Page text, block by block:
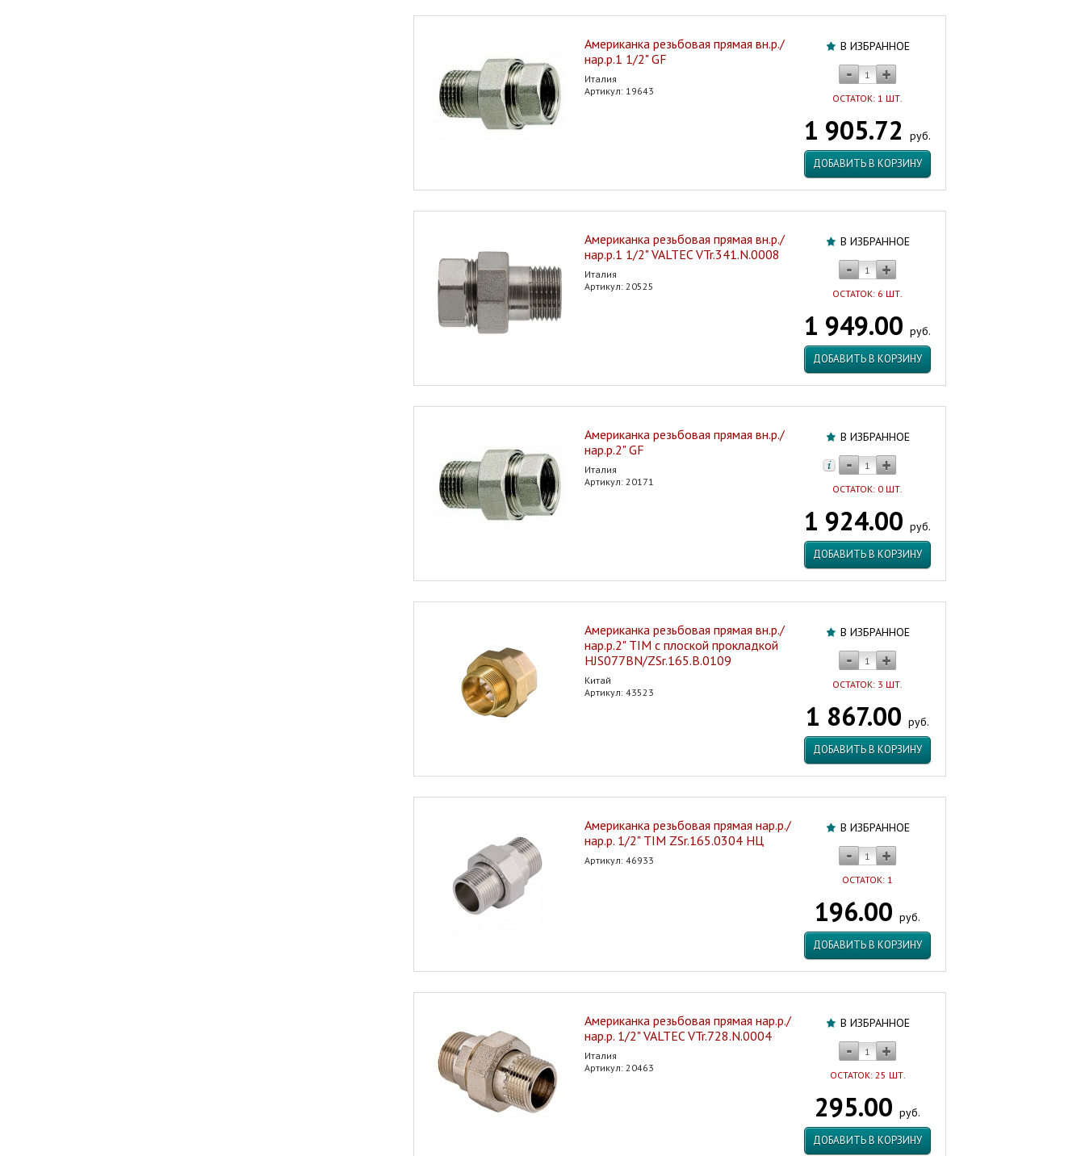
В ИЗБРАННОЕ
ОСТАТОК: 1 ШТ.
1 905.72 руб.
ДОБАВИТЬ В КОРЗИНУ
Американка резьбовая прямая вн.р./
нар.р.1 1/2" GF
Италия
Артикул: 19643
В ИЗБРАННОЕ
ОСТАТОК: 6 ШТ.
1 949.00 руб.
ДОБАВИТЬ В КОРЗИНУ
Американка резьбовая прямая вн.р./
нар.р.1 1/2" VALTEC VTr.341.N.0008
Италия
Артикул: 20525
В ИЗБРАННОЕ
ОСТАТОК: 0 ШТ.
1 924.00 руб.
ДОБАВИТЬ В КОРЗИНУ
Американка резьбовая прямая вн.р./
нар.р.2" GF
Италия
Артикул: 20171
В ИЗБРАННОЕ
ОСТАТОК: 3 ШТ.
1 867.00 руб.
ДОБАВИТЬ В КОРЗИНУ
Американка резьбовая прямая вн.р./
нар.р.2" TIM с плоской прокладкой
HJS077BN/ZSr.165.B.0109
Китай
Артикул: 43523
В ИЗБРАННОЕ
ОСТАТОК: 1
196.00 руб.
ДОБАВИТЬ В КОРЗИНУ
Американка резьбовая прямая нар.р./
нар.р. 1/2" TIM ZSr.165.0304 НЦ
Артикул: 46933
В ИЗБРАННОЕ
ОСТАТОК: 25 ШТ.
295.00 руб.
ДОБАВИТЬ В КОРЗИНУ
Американка резьбовая прямая нар.р./
нар.р. 1/2" VALTEC VTr.728.N.0004
Италия
Артикул: 20463